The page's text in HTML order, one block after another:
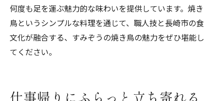
何度も足を運ぶ魅力的な味わいを提供しています。焼き
鳥というシンプルな料理を通じて、職人技と長崎市の食
文化が融合する、すみぞうの焼き鳥の魅力をぜひ堪能し
てください。
仕事帰りにふらっと立ち寄れる